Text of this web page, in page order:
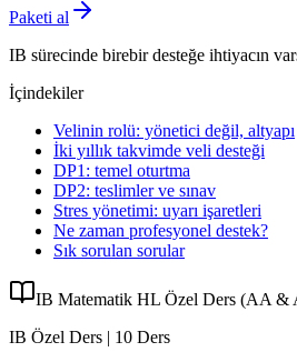
Paketi al
IB sürecinde birebir desteğe ihtiyacın
İçindekiler
Velinin rolü: yönetici değil, altyapı
İki yıllık takvimde veli desteği
DP1: temel oturtma
DP2: teslimler ve sınav
Stres yönetimi: uyarı işaretleri
Ne zaman profesyonel destek?
Sık sorulan sorular
IB Matematik HL Özel Ders (AA &
IB Özel Ders | 10 Ders